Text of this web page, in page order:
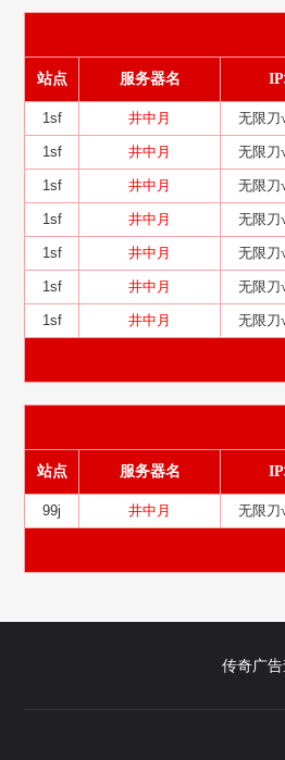
站点 服务器名
1sf 井中月 无限刀
1sf 井中月 无限刀
1sf 井中月 无限刀
1sf 井中月 无限刀
1sf 井中月 无限刀
1sf 井中月 无限刀
1sf 井中月 无限刀
站点 服务器名
99j 井中月 无限刀
传奇广